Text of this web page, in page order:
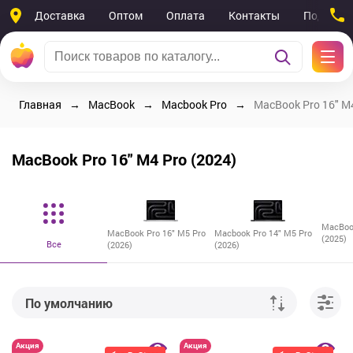
Доставка Оптом Оплата Контакты
Главная MacBook Macbook Pro MacBook Pro 16"
MacBook Pro 16" M4 Pro (2024)
Все
MacBook Pro 16" M5 Pro
(2026)
Macbook Pro 14" M5 Pro
(2026)
(2025)
По умолчанию
От дешевых к дорогим
Акция
Акция